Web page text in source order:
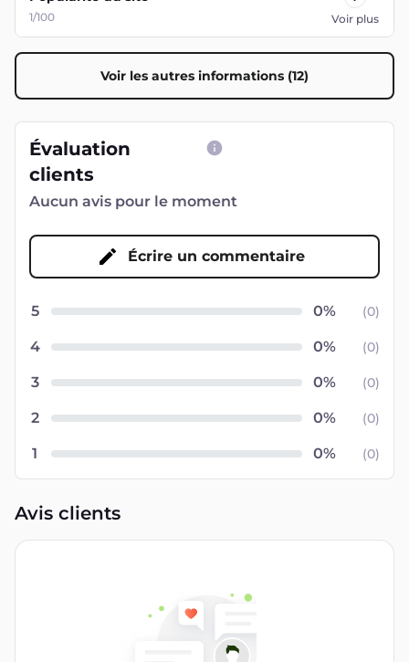
1/100 Voir plus
Voir les autres informations (12)
Évaluation
clients
Aucun avis pour le moment
Écrire un commentaire
5 (0)
4 (0)
3 (0)
2 (0)
1 (0)
Avis clients